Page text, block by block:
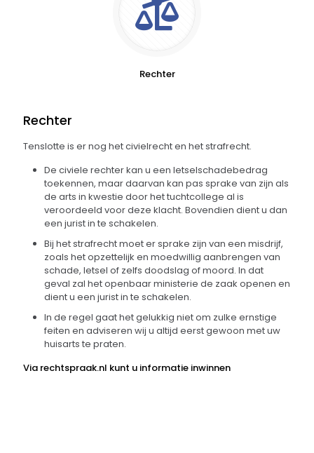
Rechter
Rechter
Tenslotte is er nog het civielrecht en het strafrecht.
De civiele rechter kan u een letselschadebedrag
toekennen, maar daarvan kan pas sprake van zijn als
de arts in kwestie door het tuchtcollege al is
veroordeeld voor deze klacht. Bovendien dient u dan
een jurist in te schakelen.
Bij het strafrecht moet er sprake zijn van een misdrijf,
zoals het opzettelijk en moedwillig aanbrengen van
schade, letsel of zelfs doodslag of moord. In dat
geval zal het openbaar ministerie de zaak openen en
dient u een jurist in te schakelen.
In de regel gaat het gelukkig niet om zulke ernstige
feiten en adviseren wij u altijd eerst gewoon met uw
huisarts te praten.
Via rechtspraak.nl kunt u informatie inwinnen